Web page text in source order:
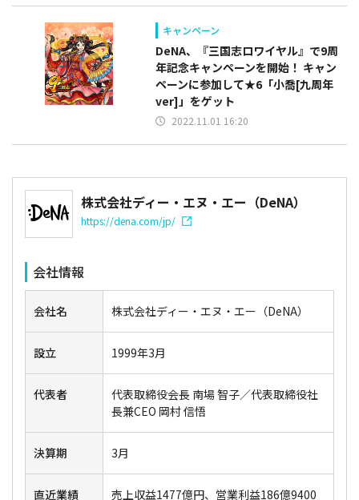
キャンペーン
DeNA、『三国志ロワイヤル』で9周
年記念キャンペーンを開始！ キャン
ペーンに参加して★6「小喬[九周年
ver]」をゲット
2022.11.01 16:20
株式会社ディー・エヌ・エー（DeNA）
https://dena.com/jp/
会社情報
会社名 株式会社ディー・エヌ・エー（DeNA）
設立 1999年3月
代表者
代表取締役会長 南場 智子／代表取締役社
長兼CEO 岡村 信悟
決算期 3月
直近業績
売上収益1477億円、営業利益186億9400